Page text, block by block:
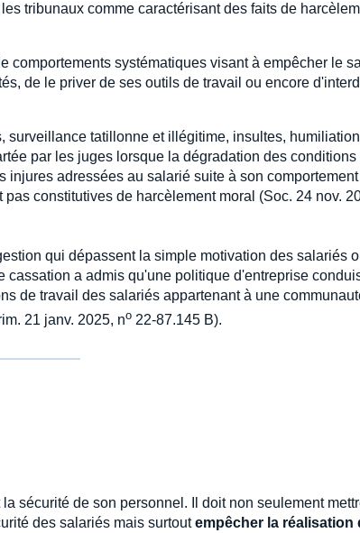
tribunaux comme caractérisant des faits de
comportements systématiques visant à empêcher le
de le priver de ses outils de travail ou encore
surveillance tatillonne et illégitime, insultes, humiliation
par les juges lorsque la dégradation des conditions
adressées au salarié suite à son comportement
constitutives de harcèlement moral (Soc. 24 nov.
qui dépassent la simple motivation des salariés
a admis qu'une politique d'entreprise
de travail des salariés appartenant à une
21 janv. 2025, no 22-87.145 B).
sécurité de son personnel. Il doit non seulement
des salariés mais surtoutempêcher la réalisation